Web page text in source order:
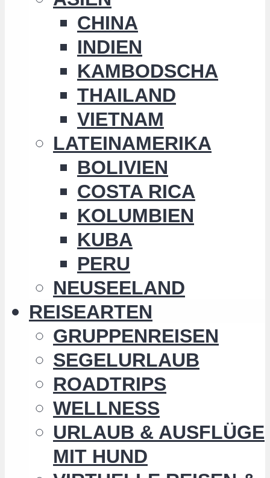
CHINA
INDIEN
KAMBODSCHA
THAILAND
VIETNAM
LATEINAMERIKA
BOLIVIEN
COSTA RICA
KOLUMBIEN
KUBA
PERU
NEUSEELAND
REISEARTEN
GRUPPENREISEN
SEGELURLAUB
ROADTRIPS
WELLNESS
URLAUB & AUSFLÜGE
MIT HUND